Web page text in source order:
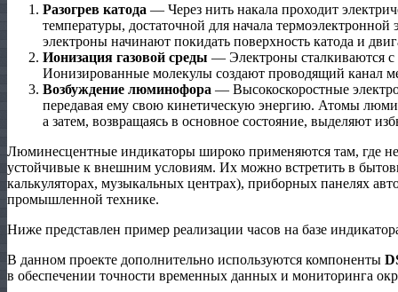
Разогрев катода — Через нить накала проходит
температуры, достаточной для начала
электроны начинают покидать поверхность катода и
Ионизация газовой среды — Электроны сталкиваются с
Ионизированные молекулы создают проводящий канал
Возбуждение люминофора — Высокоскоростные
передавая ему свою кинетическую энергию. Атомы
а затем, возвращаясь в основное состояние, выделяют
Люминесцентные индикаторы широко применяются там, где
устойчивые к внешним условиям. Их можно встретить в
калькуляторах, музыкальных центрах), приборных панелях
промышленной технике.
Ниже представлен пример реализации часов на базе
В данном проекте дополнительно используются компоненты
в обеспечении точности временных данных и мониторинга